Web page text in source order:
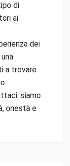
di
ai
dei
a trovare
siamo
onestà e